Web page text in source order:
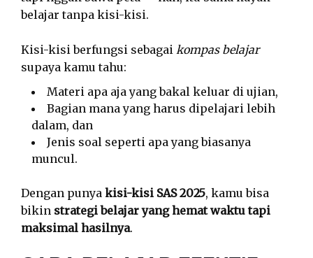
belajar tanpa kisi-kisi.
Kisi-kisi berfungsi sebagai kompas belajar
supaya kamu tahu:
Materi apa aja yang bakal keluar di ujian,
Bagian mana yang harus dipelajari lebih
dalam, dan
Jenis soal seperti apa yang biasanya
muncul.
Dengan punya kisi-kisi SAS 2025, kamu bisa
bikin strategi belajar yang hemat waktu tapi
maksimal hasilnya.